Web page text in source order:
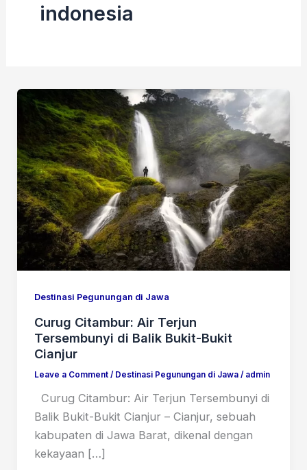
indonesia
Destinasi Pegunungan di Jawa
Curug Citambur: Air Terjun
Tersembunyi di Balik Bukit-Bukit
Cianjur
Leave a Comment / Destinasi Pegunungan di Jawa/ admin
Curug Citambur: Air Terjun Tersembunyi di
Balik Bukit-Bukit Cianjur – Cianjur, sebuah
kabupaten di Jawa Barat, dikenal dengan
kekayaan […]